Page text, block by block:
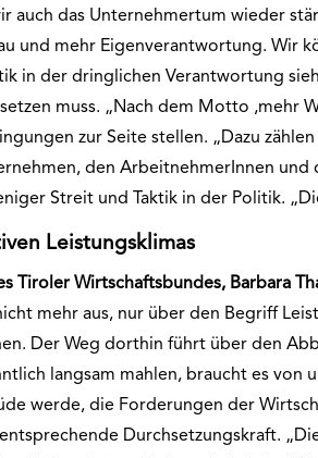
auch das Unternehmertum wieder
und mehr Eigenverantwortung. Wir
in der dringlichen Verantwortung
muss. „Nach dem Motto ‚mehr
zur Seite stellen. „Dazu
den ArbeitnehmerInnen und
Streit und Taktik in der Politik.
Leistungsklimas
Tiroler Wirtschaftsbundes, Barbara
mehr aus, nur über den Begriff
Der Weg dorthin führt über den
langsam mahlen, braucht es von
werde, die Forderungen der
Durchsetzungskraft.